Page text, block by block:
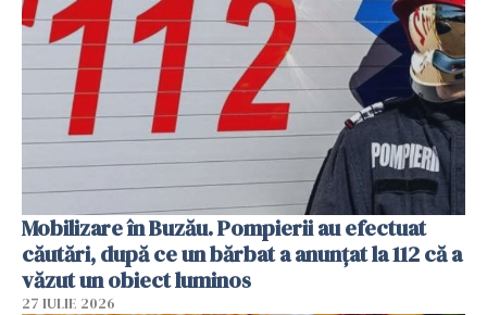
Mobilizare în Buzău. Pompierii au efectuat
căutări, după ce un bărbat a anunțat la 112 că a
văzut un obiect luminos
27 IULIE 2026